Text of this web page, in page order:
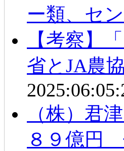
ー類、セ
【考察】
省とJA農
（株）君
８９億円